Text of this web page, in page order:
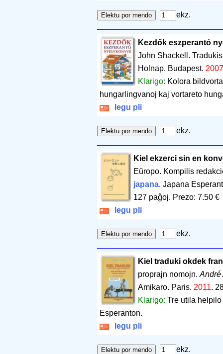
ekz.
Kezdők eszperantó
John Shackell.
Holnap. Budapest. 2007
Klarigo: Kolora
hungarlingvanoj kaj vortareto
legu pli
ekz.
Kiel ekzerci sin en
Eŭropo. Kompilis
japana. Japana
127 paĝoj. Prezo: 7.50 €
legu pli
ekz.
Kiel traduki okdek
proprajn nomojn. André
Amikaro. Paris. 2011.
Klarigo: Tre utila
Esperanton.
legu pli
ekz.